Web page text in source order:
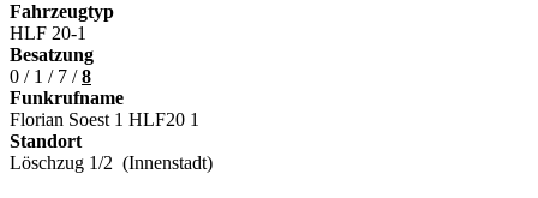
Fahrzeugtyp
HLF 20-1
Besatzung
0 / 1 / 7 /8
Funkrufname
Florian Soest 1 HLF20 1
Standort
Löschzug 1/2 (Innenstadt)